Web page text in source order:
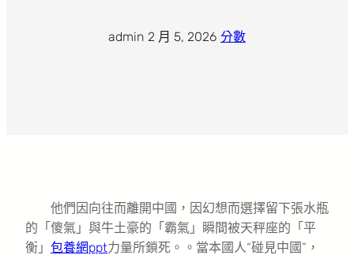
admin 2 月 5, 2026 分數
他們因向往而離開中國，因幻想而選擇留下張水瓶
的「傻氣」與牛土豪的「霸氣」瞬間被天秤座的「平
衡」 包養網ppt力量所鎖死。。當本國人“碰見中國”，